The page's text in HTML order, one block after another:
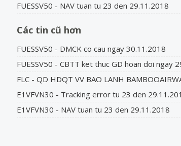
FUESSV50 - NAV tuan tu 23 den 29.11.2018
Các tin cũ hơn
FUESSV50 - DMCK co cau ngay 30.11.2018
FUESSV50 - CBTT ket thuc GD hoan doi ngay
FLC - QD HDQT VV BAO LANH
E1VFVN30 - Tracking error tu 23 den
E1VFVN30 - NAV tuan tu 23 den 29.11.2018